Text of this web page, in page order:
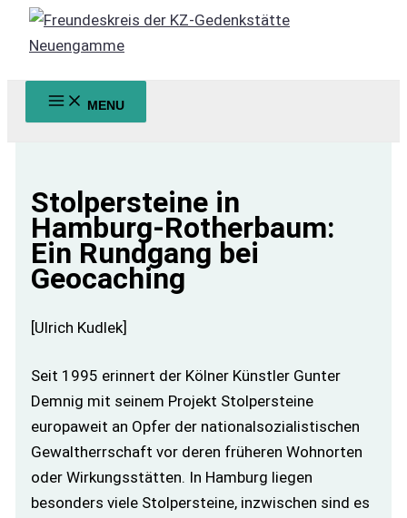
Zum
Inhalt
MENU
Stolpersteine in
Hamburg-Rotherbaum:
Ein Rundgang bei
Geocaching
[Ulrich Kudlek]
Seit 1995 erinnert der Kölner Künstler Gunter
Demnig mit seinem Projekt Stolpersteine
europaweit an Opfer der nationalsozialistischen
Gewaltherrschaft vor deren früheren Wohnorten
oder Wirkungsstätten. In Hamburg liegen
besonders viele Stolpersteine, inzwischen sind es